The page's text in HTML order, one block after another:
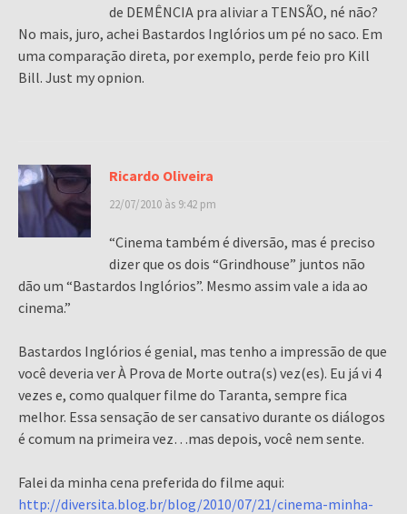
de DEMÊNCIA pra aliviar a TENSÃO, né não?
No mais, juro, achei Bastardos Inglórios um pé no saco. Em
uma comparação direta, por exemplo, perde feio pro Kill
Bill. Just my opnion.
Ricardo Oliveira
22/07/2010 às 9:42 pm
“Cinema também é diversão, mas é preciso
dizer que os dois “Grindhouse” juntos não
dão um “Bastardos Inglórios”. Mesmo assim vale a ida ao
cinema.”
Bastardos Inglórios é genial, mas tenho a impressão de que
você deveria ver À Prova de Morte outra(s) vez(es). Eu já vi 4
vezes e, como qualquer filme do Taranta, sempre fica
melhor. Essa sensação de ser cansativo durante os diálogos
é comum na primeira vez…mas depois, você nem sente.
Falei da minha cena preferida do filme aqui:
http://diversita.blog.br/blog/2010/07/21/cinema-minha-